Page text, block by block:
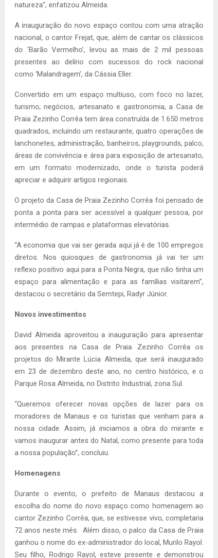
natureza”, enfatizou Almeida.
A inauguração do novo espaço contou com uma atração
nacional, o cantor Frejat, que, além de cantar os clássicos
do ‘Barão Vermelho’, levou as mais de 2 mil pessoas
presentes ao delírio com sucessos do rock nacional
como ‘Malandragem’, da Cássia Eller.
Convertido em um espaço multiuso, com foco no lazer,
turismo, negócios, artesanato e gastronomia, a Casa de
Praia Zezinho Corrêa tem área construída de 1.650 metros
quadrados, incluindo um restaurante, quatro operações de
lanchonetes, administração, banheiros, playgrounds, palco,
áreas de convivência e área para exposição de artesanato,
em um formato modernizado, onde o turista poderá
apreciar e adquirir artigos regionais.
O projeto da Casa de Praia Zezinho Corrêa foi pensado de
ponta a ponta para ser acessível a qualquer pessoa, por
intermédio de rampas e plataformas elevatórias.
“A economia que vai ser gerada aqui já é de 100 empregos
diretos. Nos quiosques de gastronomia já vai ter um
reflexo positivo aqui para a Ponta Negra, que não tinha um
espaço para alimentação e para as famílias visitarem”,
destacou o secretário da Semtepi, Radyr Júnior.
Novos investimentos
David Almeida aproveitou a inauguração para apresentar
aos presentes na Casa de Praia Zezinho Corrêa os
projetos do Mirante Lúcia Almeida, que será inaugurado
em 23 de dezembro deste ano, no centro histórico, e o
Parque Rosa Almeida, no Distrito Industrial, zona Sul.
“Queremos oferecer novas opções de lazer para os
moradores de Manaus e os turistas que venham para a
nossa cidade. Assim, já iniciamos a obra do mirante e
vamos inaugurar antes do Natal, como presente para toda
a nossa população”, concluiu.
Homenagens
Durante o evento, o prefeito de Manaus destacou a
escolha do nome do novo espaço como homenagem ao
cantor Zezinho Corrêa, que, se estivesse vivo, completaria
72 anos neste mês. Além disso, o palco da Casa de Praia
ganhou o nome do ex-administrador do local, Murilo Rayol.
Seu filho, Rodrigo Rayol, esteve presente e demonstrou